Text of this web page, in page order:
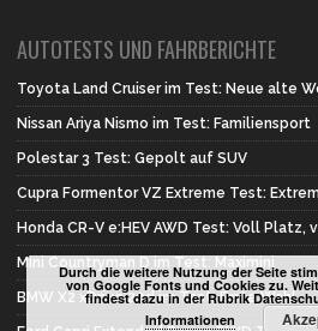
AUTOTESTS UND FAHRBERICHTE
Toyota Land Cruiser im Test: Neue alte
Nissan Ariya Nismo im Test: Familiensport
Polestar 3 Test: Gepolt auf SUV
Cupra Formentor VZ Extreme Test:
Honda CR-V e:HEV AWD Test: Voll Platz,
Mini Countryman D im Test: Maximini
BMW X2 xDrive 20d im Test: Erste Wahl
Durch die weitere Nutzung der Seite
von Google Fonts und Cookies zu.
findest dazu in der Rubrik
Informationen